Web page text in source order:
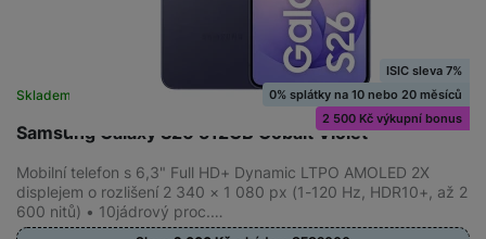
Samsung Galaxy S26 512GB Cobalt Violet
Skladem na 8 prodejnách
ISIC sleva 7%
0% splátky na 10 nebo 20 měsíců
2 500 Kč výkupní bonus
Mobilní telefon s 6,3" Full HD+ Dynamic LTPO AMOLED 2X
displejem o rozlišení 2 340 × 1 080 px (1-120 Hz, HDR10+, až 2
600 nitů) • 10jádrový proc.…